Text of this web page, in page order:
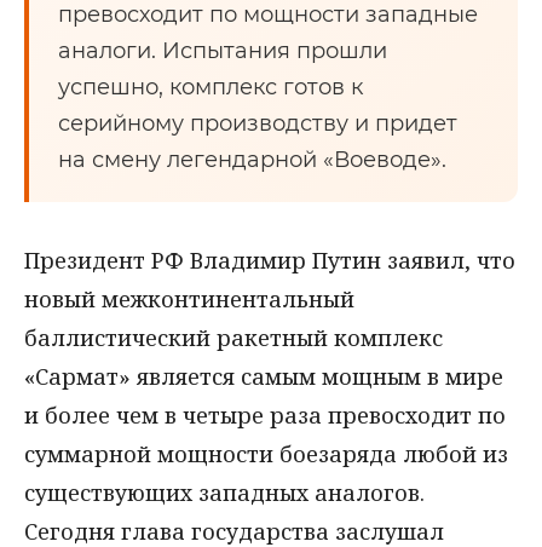
превосходит по мощности западные
аналоги. Испытания прошли
успешно, комплекс готов к
серийному производству и придет
на смену легендарной «Воеводе».
Президент РФ Владимир Путин заявил, что
новый межконтинентальный
баллистический ракетный комплекс
«Сармат» является самым мощным в мире
и более чем в четыре раза превосходит по
суммарной мощности боезаряда любой из
существующих западных аналогов.
Сегодня глава государства заслушал